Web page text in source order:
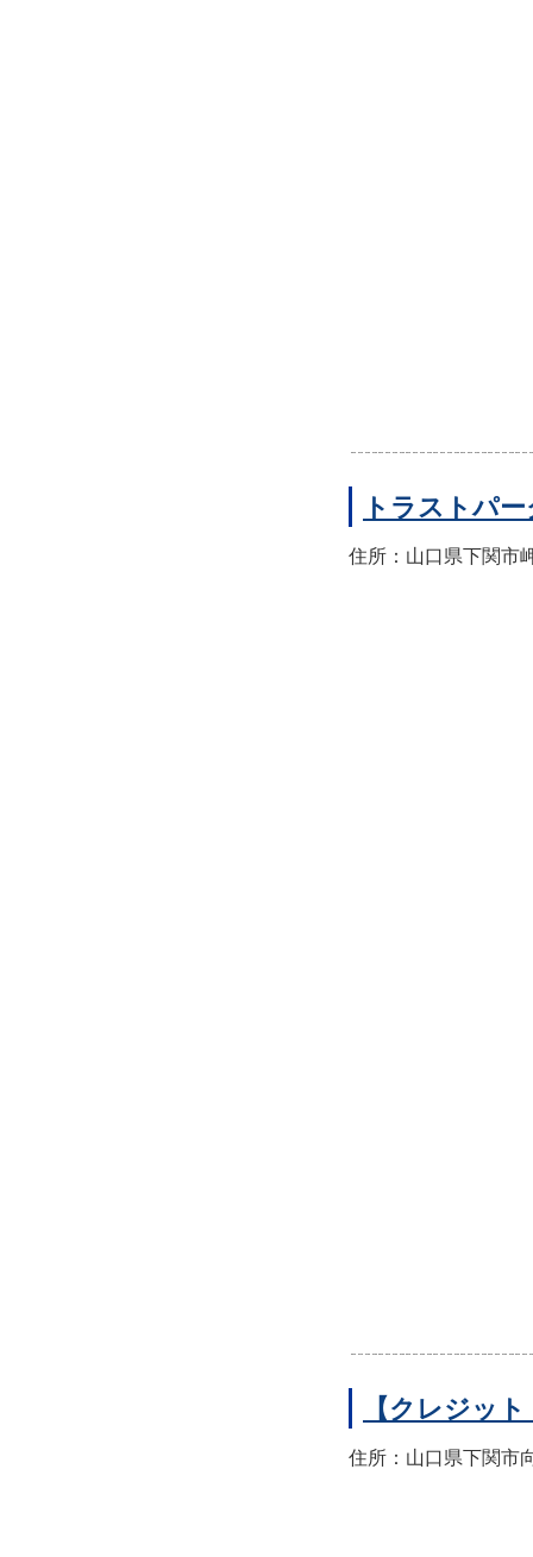
トラストパ
住所：山口県下関市
【クレジッ
住所：山口県下関市